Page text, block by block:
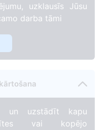
uzklausīs Jūsu
darba tāmi
un uzstādīt kapu
vai kopējo